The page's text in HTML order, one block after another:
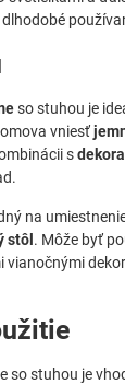
so stuhou je
vniesť
s
na
stôl . Môže byť
vianočnými
so stuhou je